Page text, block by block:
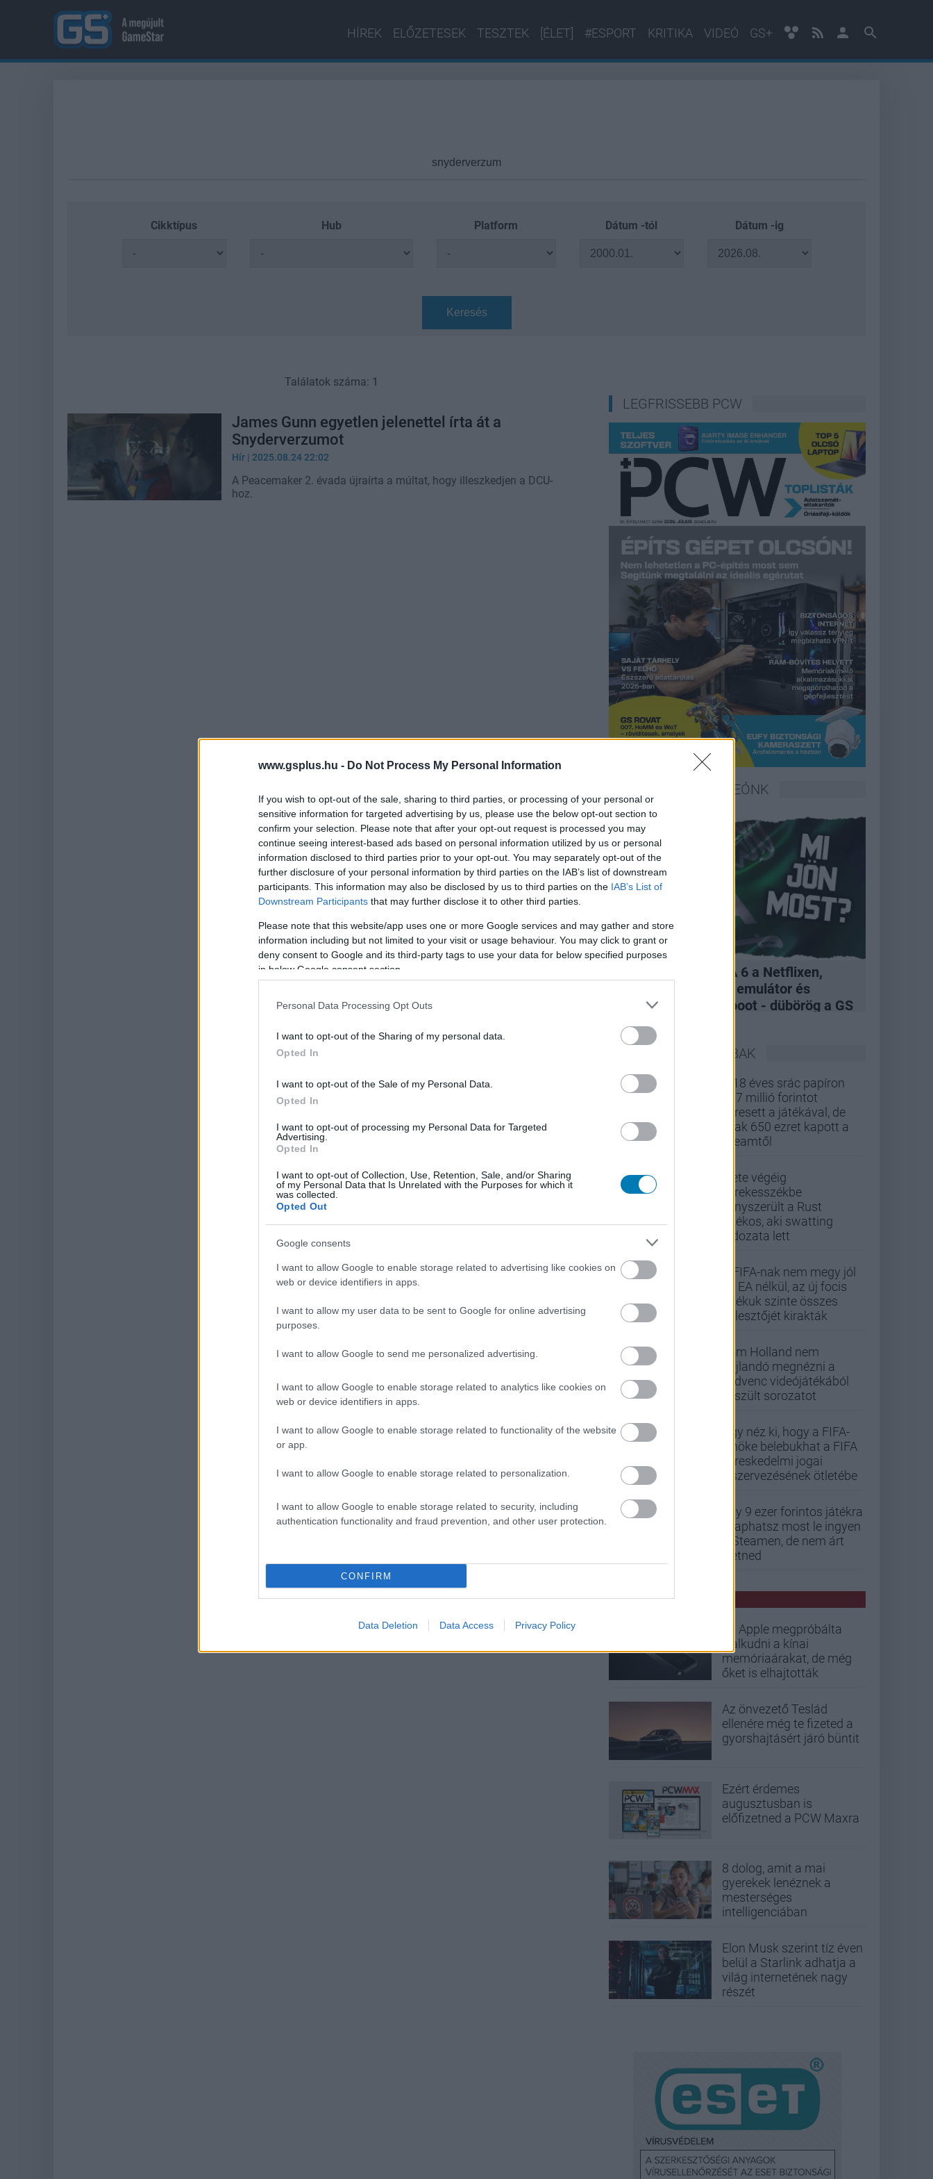
www.gsplus.hu - Do Not Process My Personal Information
If you wish to opt-out of the sale, sharing to third parties, or processing of your personal or
sensitive information for targeted advertising by us, please use the below opt-out section to
confirm your selection. Please note that after your opt-out request is processed you may
continue seeing interest-based ads based on personal information utilized by us or personal
information disclosed to third parties prior to your opt-out. You may separately opt-out of the
further disclosure of your personal information by third parties on the IAB’s list of downstream
participants. This information may also be disclosed by us to third parties on the IAB’s List of
Downstream Participants that may further disclose it to other third parties.
Please note that this website/app uses one or more Google services and may gather and store
information including but not limited to your visit or usage behaviour. You may click to grant or
deny consent to Google and its third-party tags to use your data for below specified purposes
in below Google consent section.
Personal Data Processing Opt Outs
I want to opt-out of the Sharing of my personal data.
Opted In
I want to opt-out of the Sale of my Personal Data.
Opted In
I want to opt-out of processing my Personal Data for Targeted
Advertising.
Opted In
I want to opt-out of Collection, Use, Retention, Sale, and/or Sharing
of my Personal Data that Is Unrelated with the Purposes for which it
was collected.
Opted Out
Google consents
I want to allow Google to enable storage related to advertising like cookies on
web or device identifiers in apps.
I want to allow my user data to be sent to Google for online advertising
purposes.
I want to allow Google to send me personalized advertising.
I want to allow Google to enable storage related to analytics like cookies on
web or device identifiers in apps.
I want to allow Google to enable storage related to functionality of the website
or app.
I want to allow Google to enable storage related to personalization.
I want to allow Google to enable storage related to security, including
authentication functionality and fraud prevention, and other user protection.
CONFIRM
Data Deletion Data Access Privacy Policy
HÍREK ELŐZETESEK TESZTEK [ÉLET] #ESPORT KRITIKA VIDEÓ GS+
Cikktípus Hub Platform Dátum -tól Dátum -ig
Keresés
Találatok száma: 1
James Gunn egyetlen jelenettel írta át a
Snyderverzumot
Hír | 2025.08.24 22:02
A Peacemaker 2. évada újraírta a múltat, hogy illeszkedjen a DCU-
hoz.
LEGFRISSEBB PCW
LEGFRISSEBB VIDEÓNK
EA felvásárlás, GTA 6 a Netflixen,
hivatalos Xbox 360 emulátor és
kukázott Penge reboot - dübörög a GS
Hype
LEGOLVASOTTABBAK
A 18 éves srác papíron
437 millió forintot
keresett a játékával, de
csak 650 ezret kapott a
Steamtől
Élete végéig
kerekesszékbe
kényszerült a Rust
játékos, aki swatting
áldozata lett
A FIFA-nak nem megy jól
az EA nélkül, az új focis
játékuk szinte összes
fejlesztőjét kirakták
Tom Holland nem
hajlandó megnézni a
kedvenc videójátékából
készült sorozatot
Úgy néz ki, hogy a FIFA-
elnöke belebukhat a FIFA
kereskedelmi jogai
kiszervezésének ötletébe
Egy 9 ezer forintos játékra
csaphatsz most le ingyen
a Steamen, de nem árt
sietned
PCW HÍREK
Az Apple megpróbálta
lealkudni a kínai
memóriaárakat, de még
őket is elhajtották
Az önvezető Teslád
ellenére még te fizeted a
gyorshajtásért járó büntit
Ezért érdemes
augusztusban is
előfizetned a PCW Maxra
8 dolog, amit a mai
gyerekek lenéznek a
mesterséges
intelligenciában
Elon Musk szerint tíz éven
belül a Starlink adhatja a
világ internetének nagy
részét